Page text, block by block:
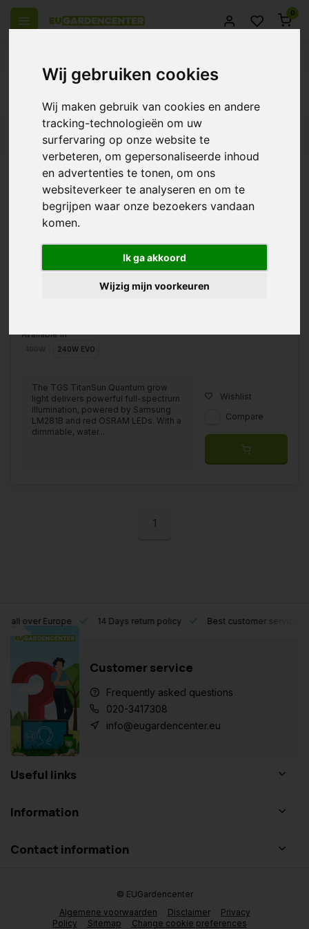
Wij gebruiken cookies
Wij maken gebruik van cookies en andere
tracking-technologieën om uw
surfervaring op onze website te
verbeteren, om gepersonaliseerde inhoud
en advertenties te tonen, om ons
websiteverkeer te analyseren en om te
begrijpen waar onze bezoekers vandaan
komen.
Ik ga akkoord
Wijzig mijn voorkeuren
0
TGS TitanSun LED -
Available in
240W EVO
The TGS TitanSun Quantum grow
light delivers powerful full-spectrum
illumination, powered by Samsung
LM281B and red OSRAM LEDs. With a
dimmable, water...
Wishlist
Compare
1
Europe 14 Days return policy Best customer service
Customer service
Frequently asked questions
020-3417308
info@eugardencenter.eu
Useful links
Information
Contact information
Algemene voorwaarden Disclaimer
Privacy
Policy
Sitemap Change cookie preferences
© EUGardencenter